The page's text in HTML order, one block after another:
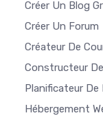
Créer Un Blog
Créer Un Forum
Créateur De
Constructeur
Planificateur De
Hébergement